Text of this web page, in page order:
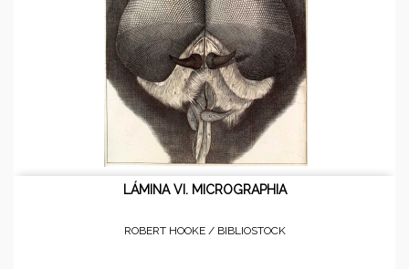
LÁMINA VI. MICROGRAPHIA
ROBERT HOOKE / BIBLIOSTOCK